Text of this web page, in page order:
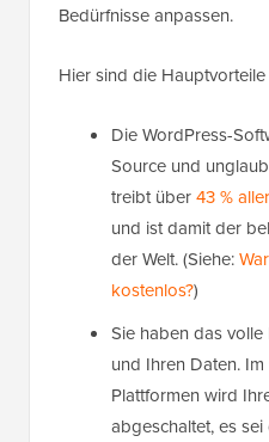
Bedürfnisse anpassen.
Hier sind die
Die WordPress-
Source und
treibt über43 %
und ist damit der
der Welt. (Siehe:
kostenlos?)
Sie haben das
und Ihren Daten.
Plattformen wird
abgeschaltet, es